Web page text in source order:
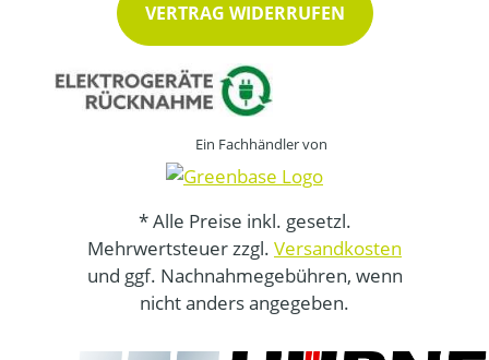
VERTRAG WIDERRUFEN
Ein Fachhändler von
* Alle Preise inkl. gesetzl.
Mehrwertsteuer zzgl. Versandkosten
und ggf. Nachnahmegebühren, wenn
nicht anders angegeben.